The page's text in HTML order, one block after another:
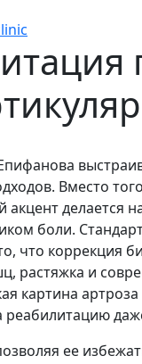
Вместо
акцент делается
боли.
что коррекция
растяжка и
картина
реабилитацию
ее